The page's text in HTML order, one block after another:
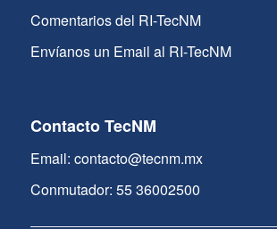
Comentarios del RI-TecNM
Envíanos un Email al RI-TecNM
Contacto TecNM
Email: contacto@tecnm.mx
Conmutador: 55 36002500